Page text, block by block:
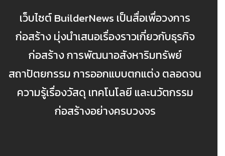
เว็บไซต์ BuilderNews เป็นสื่อเพื่อวงการ
ก่อสร้าง มุ่งนำเสนอเรื่องราวเกี่ยวกับธุรกิจ
ก่อสร้าง การพัฒนาอสังหาริมทรัพย์
สถาปัตยกรรม การออกแบบตกแต่ง ตลอดจน
ความรู้เรื่องวัสดุ เทคโนโลยี และนวัตกรรม
ก่อสร้างอย่างครบวงจร